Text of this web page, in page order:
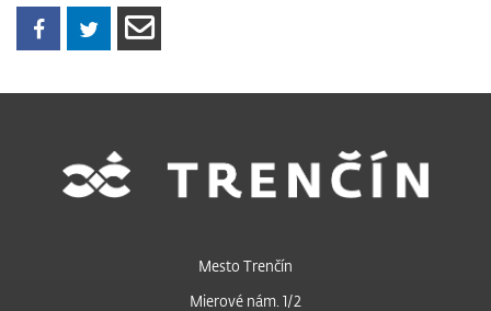
Mesto Trenčín
Mierové nám. 1/2